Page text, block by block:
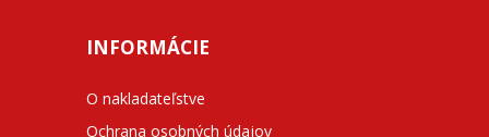
INFORMÁCIE
O nakladateľstve
Ochrana osobných údajov